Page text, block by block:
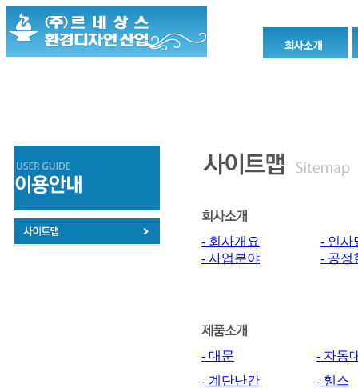
- 회사개요
- 인사
- 사업분야
- 공정
- 대문
- 자동
- 계단난간
- 휀스